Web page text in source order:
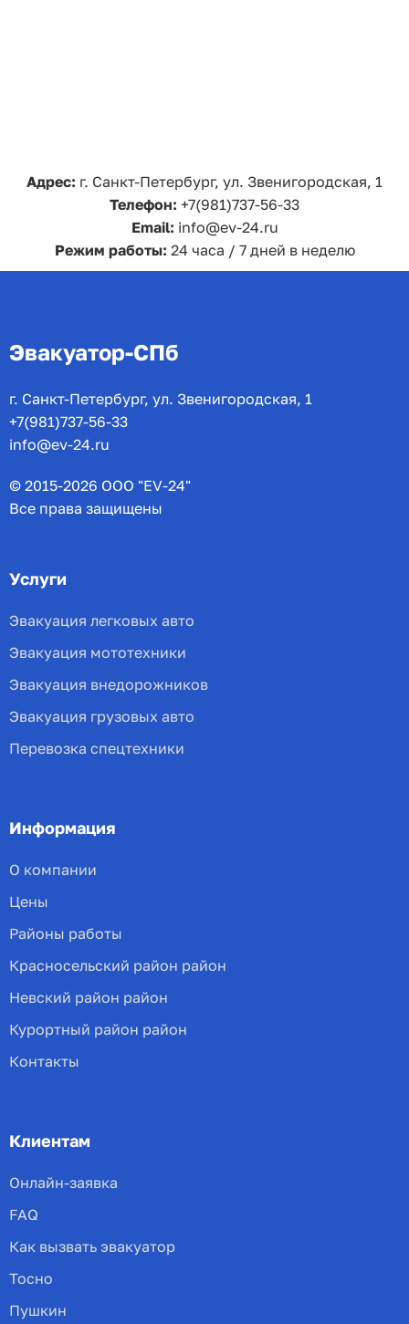
Адрес: г. Санкт-Петербург, ул. Звенигородская, 1
Телефон: +7(981)737-56-33
Email: info@ev-24.ru
Режим работы: 24 часа / 7 дней в неделю
Эвакуатор-СПб
г. Санкт-Петербург, ул. Звенигородская, 1
+7(981)737-56-33
info@ev-24.ru
© 2015-2026 ООО "EV-24"
Все права защищены
Услуги
Эвакуация легковых авто
Эвакуация мототехники
Эвакуация внедорожников
Эвакуация грузовых авто
Перевозка спецтехники
Информация
О компании
Цены
Районы работы
Красносельский район район
Невский район район
Курортный район район
Контакты
Клиентам
Онлайн-заявка
FAQ
Как вызвать эвакуатор
Тосно
Пушкин